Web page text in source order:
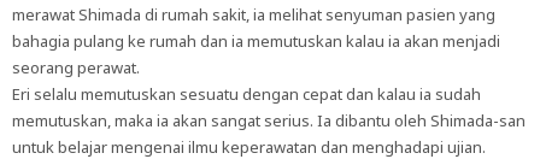
merawat Shimada di rumah sakit, ia melihat senyuman pasien yang
bahagia pulang ke rumah dan ia memutuskan kalau ia akan menjadi
seorang perawat.
Eri selalu memutuskan sesuatu dengan cepat dan kalau ia sudah
memutuskan, maka ia akan sangat serius. Ia dibantu oleh Shimada-san
untuk belajar mengenai ilmu keperawatan dan menghadapi ujian.